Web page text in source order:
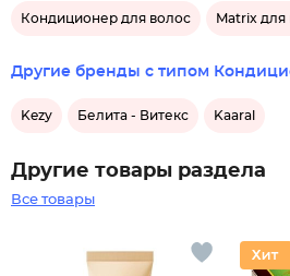
Кондиционер для волос Matrix для
Другие бренды с типом
Kezy Белита - Витекс Kaaral
Другие товары раздела
Все товары